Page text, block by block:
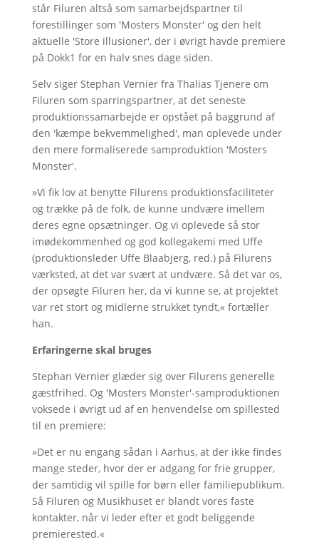
står Filuren altså som samarbejdspartner til
forestillinger som 'Mosters Monster' og den helt
aktuelle 'Store illusioner', der i øvrigt havde premiere
på Dokk1 for en halv snes dage siden.
Selv siger Stephan Vernier fra Thalias Tjenere om
Filuren som sparringspartner, at det seneste
produktionssamarbejde er opstået på baggrund af
den 'kæmpe bekvemmelighed', man oplevede under
den mere formaliserede samproduktion 'Mosters
Monster'.
»Vi fik lov at benytte Filurens produktionsfaciliteter
og trække på de folk, de kunne undvære imellem
deres egne opsætninger. Og vi oplevede så stor
imødekommenhed og god kollegakemi med Uffe
(produktionsleder Uffe Blaabjerg, red.) på Filurens
værksted, at det var svært at undvære. Så det var os,
der opsøgte Filuren her, da vi kunne se, at projektet
var ret stort og midlerne strukket tyndt,« fortæller
han.
Erfaringerne skal bruges
Stephan Vernier glæder sig over Filurens generelle
gæstfrihed. Og 'Mosters Monster'-samproduktionen
voksede i øvrigt ud af en henvendelse om spillested
til en premiere:
»Det er nu engang sådan i Aarhus, at der ikke findes
mange steder, hvor der er adgang for frie grupper,
der samtidig vil spille for børn eller familiepublikum.
Så Filuren og Musikhuset er blandt vores faste
kontakter, når vi leder efter et godt beliggende
premierested.«